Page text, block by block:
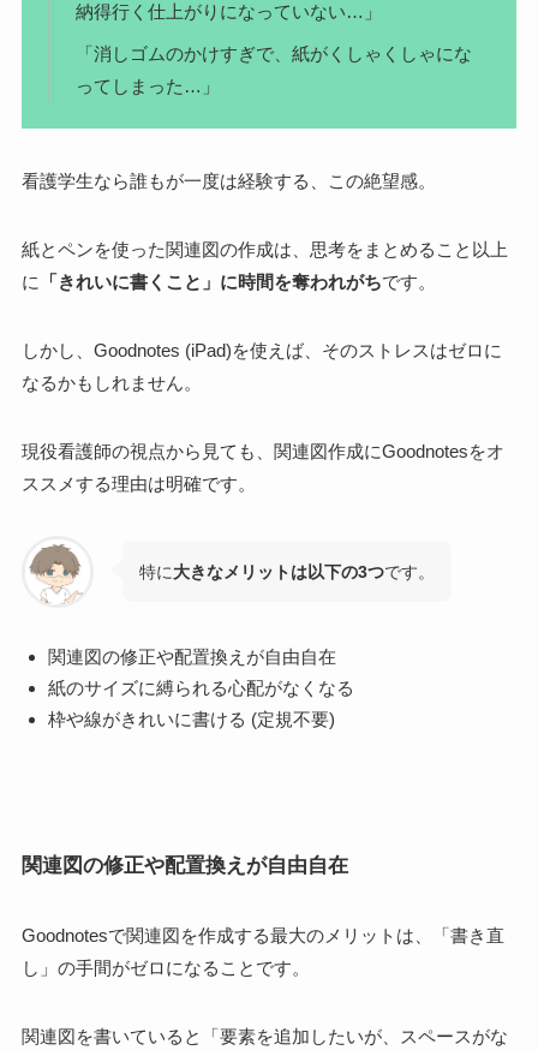
納得行く仕上がりになっていない…」
「消しゴムのかけすぎで、紙がくしゃくしゃにな
ってしまった…」
看護学生なら誰もが一度は経験する、この絶望感。
紙とペンを使った関連図の作成は、思考をまとめること以上
に
「きれいに書くこと」に時間を奪われがちです。
しかし、Goodnotes (iPad)を使えば、 そのストレスはゼロに
なるかもしれません。
現役看護師の視点から見ても、関連図作成にGoodnotesをオ
ススメする理由は明確です。
特に大きなメリットは以下の3つです。
関連図の修正や配置換えが自由自在
紙のサイズに縛られる心配がなくなる
枠や線がきれいに書ける (定規不要)
関連図の修正や配置換えが自由自在
Goodnotesで関連図を作成する最大のメリットは、
「書き直
し」の手間がゼロになることです。
関連図を書いていると「要素を追加したいが、スペースがな